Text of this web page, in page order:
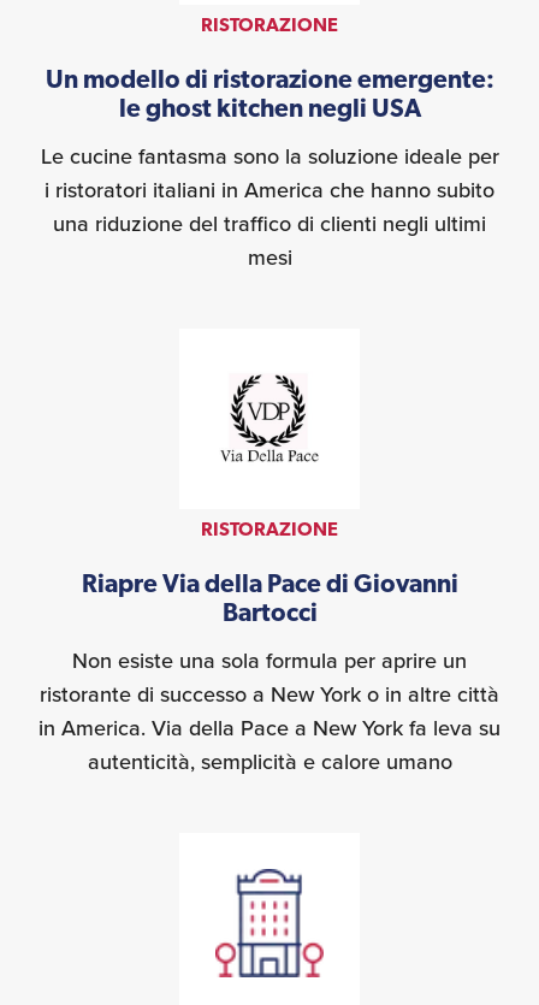
RISTORAZIONE
Un modello di ristorazione emergente:
le ghost kitchen negli USA
Le cucine fantasma sono la soluzione ideale per
i ristoratori italiani in America che hanno subito
una riduzione del traffico di clienti negli ultimi
mesi
RISTORAZIONE
Riapre Via della Pace di Giovanni
Bartocci
Non esiste una sola formula per aprire un
ristorante di successo a New York o in altre città
in America. Via della Pace a New York fa leva su
autenticità, semplicità e calore umano